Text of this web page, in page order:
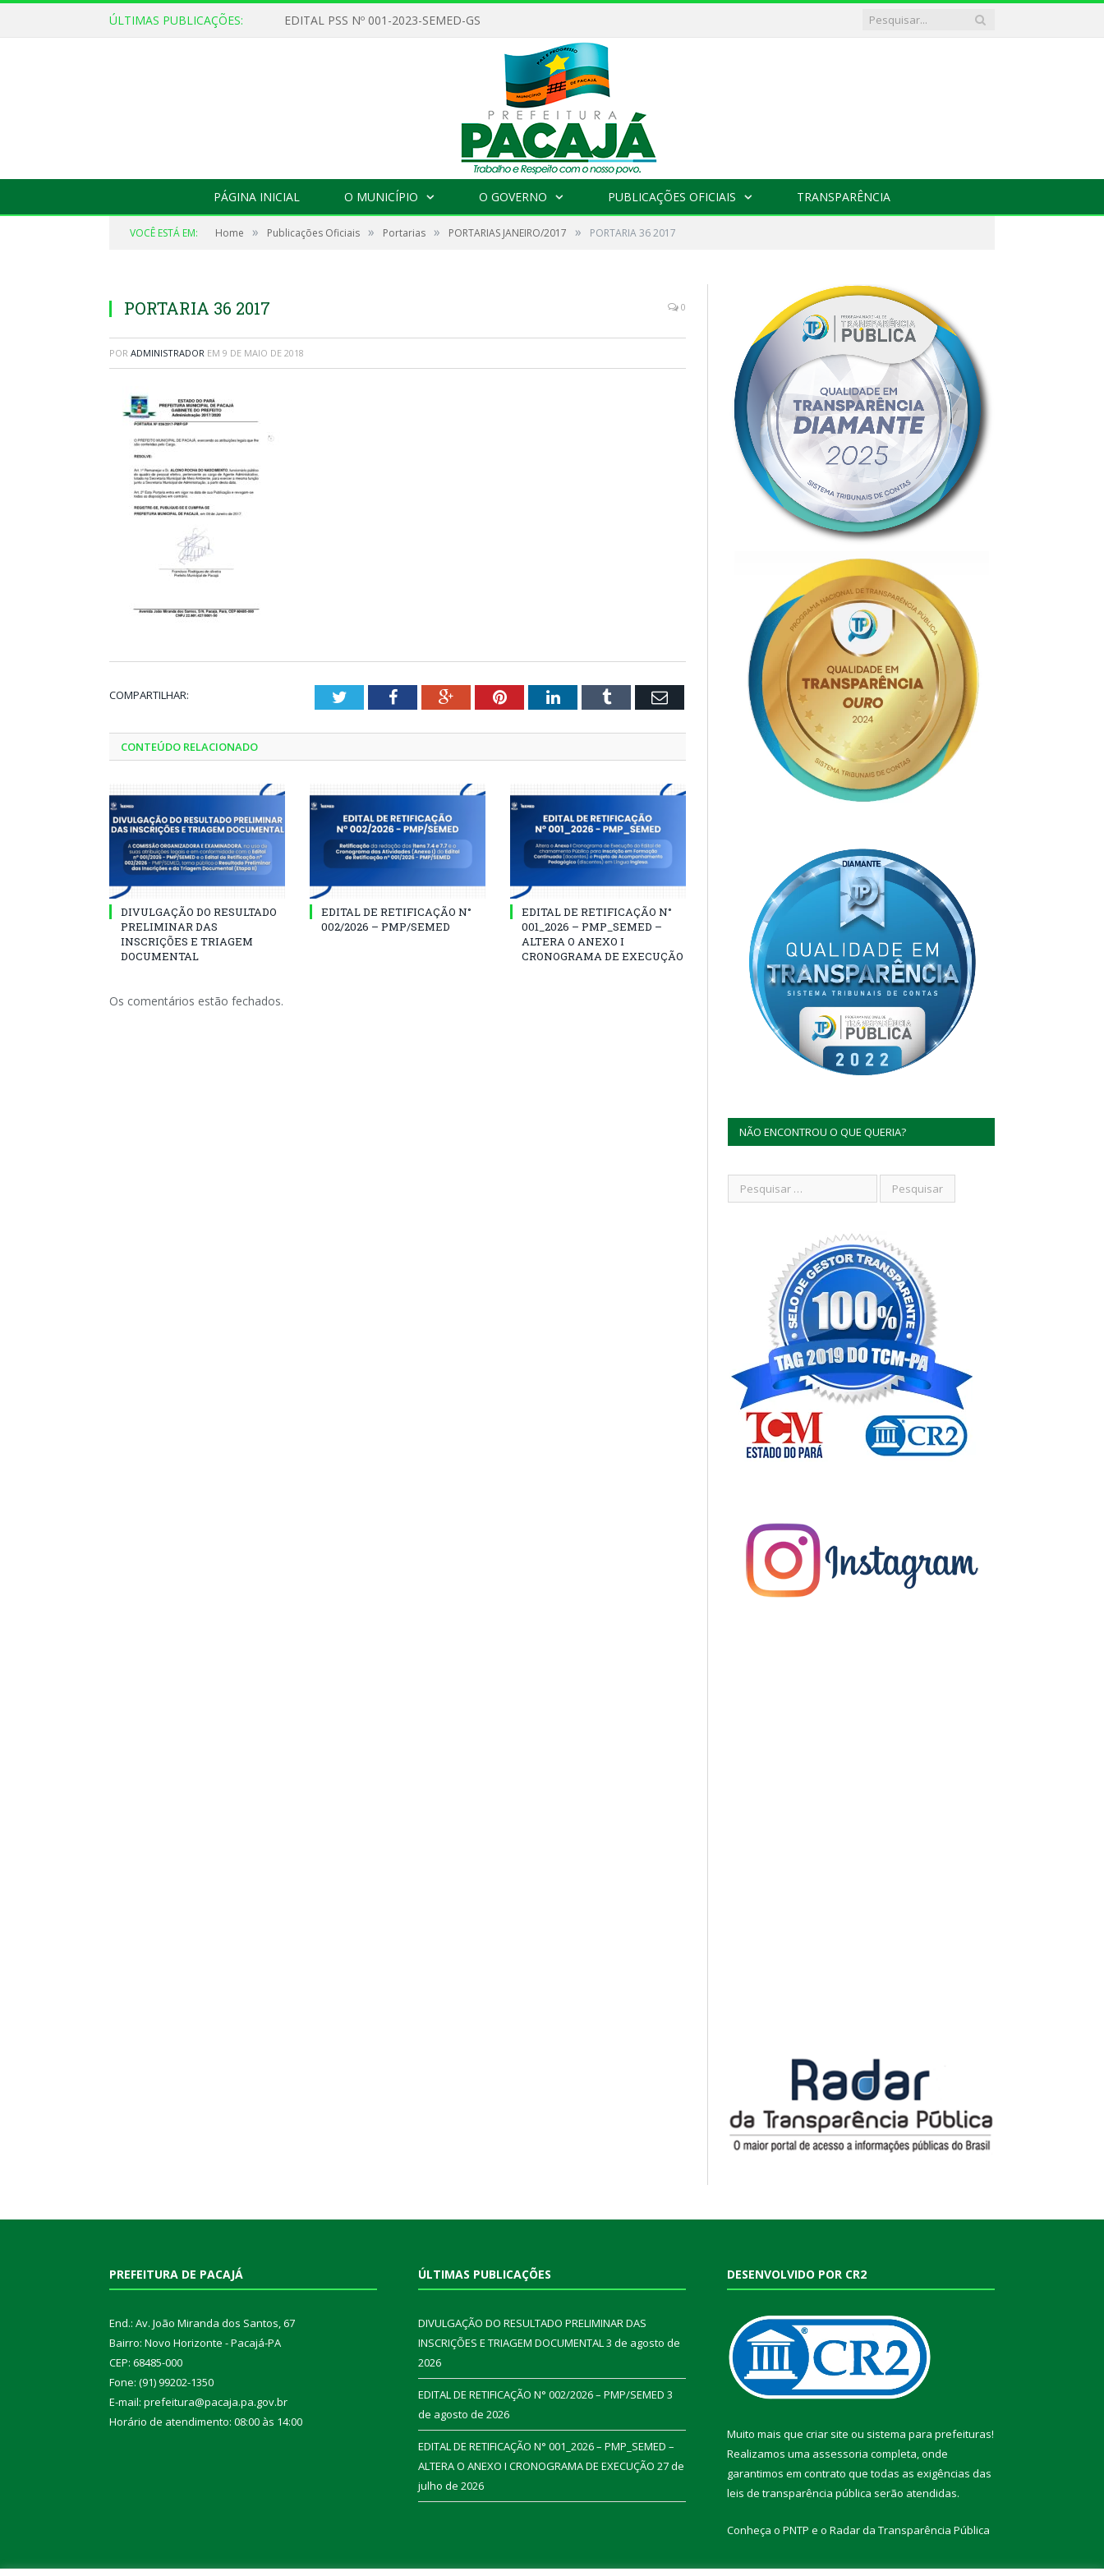
ÚLTIMAS PUBLICAÇÕES: EDITAL PSS Nº 001-2023-SEMED-GS
PÁGINA INICIAL O MUNICÍPIO O GOVERNO PUBLICAÇÕES OFICIAIS TRANSPARÊNCIA
VOCÊ ESTÁ EM: Home » Publicações Oficiais » Portarias » PORTARIAS JANEIRO/2017 » PORTARIA 36 2017
PORTARIA 36 2017 0
POR ADMINISTRADOR EM 9 DE MAIO DE 2018
COMPARTILHAR: TwitterFacebookGoogle+PinterestLinkedInTumblr Email
CONTEÚDO RELACIONADO
DIVULGAÇÃO DO RESULTADO
PRELIMINAR DAS
INSCRIÇÕES E TRIAGEM
DOCUMENTAL
EDITAL DE RETIFICAÇÃO N°
002/2026 – PMP/SEMED
EDITAL DE RETIFICAÇÃO N°
001_2026 – PMP_SEMED –
ALTERA O ANEXO I
CRONOGRAMA DE EXECUÇÃO
Os comentários estão fechados.
NÃO ENCONTROU O QUE QUERIA?
PREFEITURA DE PACAJÁ
End.: Av. João Miranda dos Santos, 67
Bairro: Novo Horizonte - Pacajá-PA
CEP: 68485-000
Fone: (91) 99202-1350
E-mail: prefeitura@pacaja.pa.gov.br
Horário de atendimento: 08:00 às 14:00
ÚLTIMAS PUBLICAÇÕES
DIVULGAÇÃO DO RESULTADO PRELIMINAR DAS
INSCRIÇÕES E TRIAGEM DOCUMENTAL3 de agosto de
2026
EDITAL DE RETIFICAÇÃO N° 002/2026 – PMP/SEMED 3
de agosto de 2026
EDITAL DE RETIFICAÇÃO N° 001_2026 – PMP_SEMED –
ALTERA O ANEXO I CRONOGRAMA DE EXECUÇÃO 27 de
julho de 2026
DESENVOLVIDO POR CR2
Muito mais que criar site ou sistema para prefeituras!
Realizamos uma assessoria completa, onde
garantimos em contrato que todas as exigências das
leis de transparência pública serão atendidas.
Conheça o PNTP e o Radar da Transparência Pública